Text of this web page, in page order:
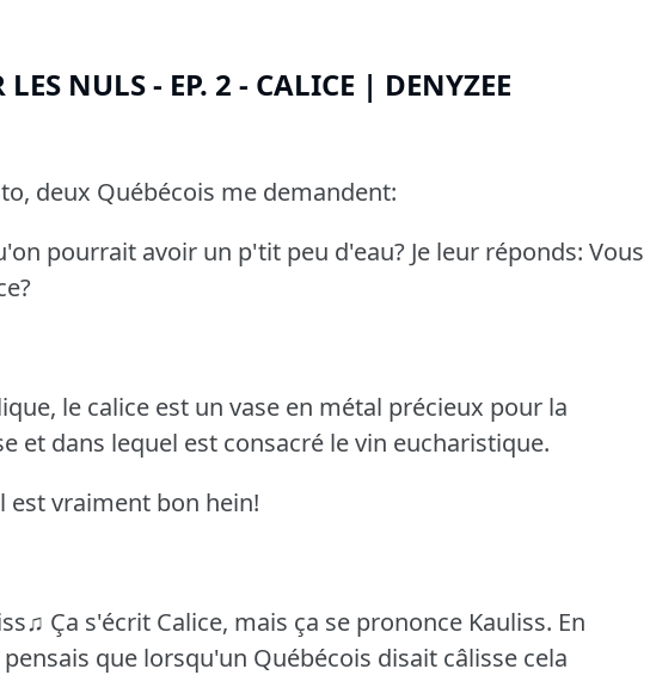
LES NULS - EP. 2 - CALICE | DENYZEE
deux Québécois me demandent:
pourrait avoir un p'tit peu d'eau? Je leur réponds: Vous
le calice est un vase en métal précieux pour la
et dans lequel est consacré le vin eucharistique.
est vraiment bon hein!
Ça s'écrit Calice, mais ça se prononce Kauliss. En
que lorsqu'un Québécois disait câlisse cela